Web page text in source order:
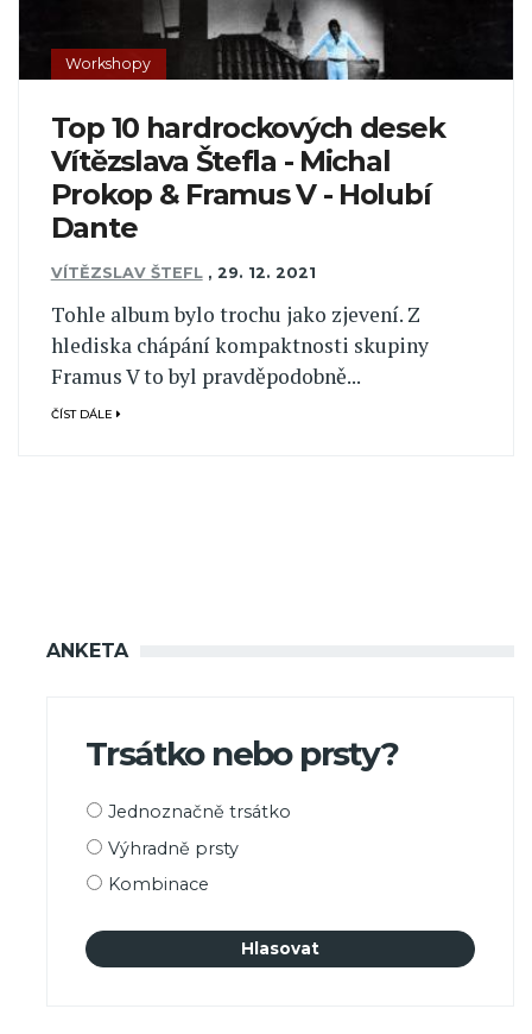
Workshopy
Top 10 hardrockových desek
Vítězslava Štefla - Michal
Prokop & Framus V - Holubí
Dante
VÍTĚZSLAV ŠTEFL , 29. 12. 2021
Tohle album bylo trochu jako zjevení. Z
hlediska chápání kompaktnosti skupiny
Framus V to byl pravděpodobně...
ČÍST DÁLE
ANKETA
Trsátko nebo prsty?
Možnosti
Jednoznačně trsátko
Výhradně prsty
Kombinace